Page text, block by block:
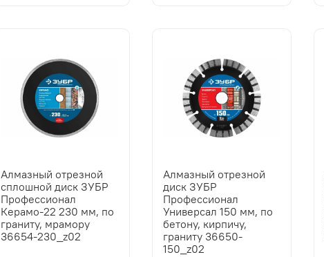
Алмазный отрезной
сплошной диск ЗУБР
Профессионал
Керамо-22 230 мм, по
граниту, мрамору
36654-230_z02
Алмазный отрезной
диск ЗУБР
Профессионал
Универсал 150 мм, по
бетону, кирпичу,
граниту 36650-
150_z02